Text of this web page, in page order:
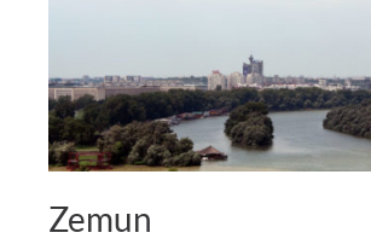
Zemun